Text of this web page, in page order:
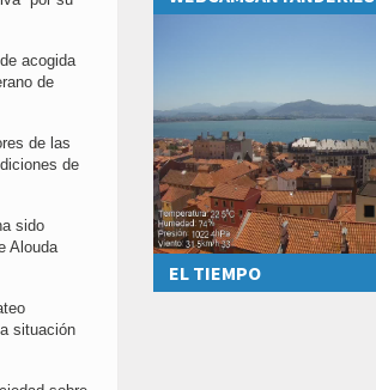
acogida
de
de las
de
sido
Alouda
situación
EL TIEMPO